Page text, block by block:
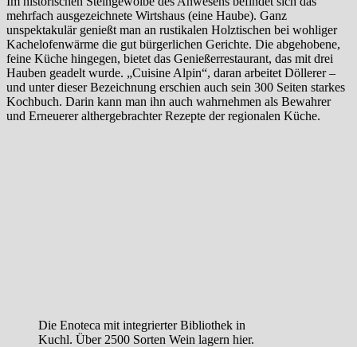
mehrfach ausgezeichnete Wirtshaus (eine Haube). Ganz
unspektakulär genießt man an rustikalen Holztischen bei wohliger
Kachelofenwärme die gut bürgerlichen Gerichte. Die abgehobene,
feine Küche hingegen, bietet das Genießerrestaurant, das mit drei
Hauben geadelt wurde. „Cuisine Alpin“, daran arbeitet Döllerer –
und unter dieser Bezeichnung erschien auch sein 300 Seiten starkes
Kochbuch. Darin kann man ihn auch wahrnehmen als Bewahrer
und Erneuerer althergebrachter Rezepte der regionalen Küche.
Die Enoteca mit integrierter Bibliothek in
Kuchl. Über 2500 Sorten Wein lagern hier.